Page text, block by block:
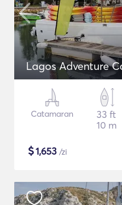
Lagos Adventure
Catamaran
33 ft
10 m
$1,653 /zi